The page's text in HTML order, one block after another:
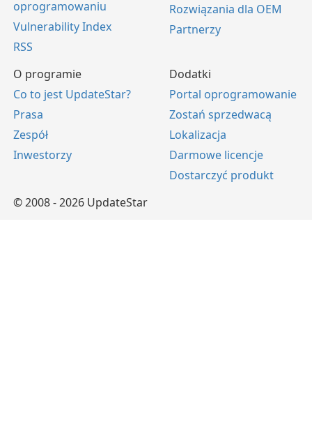
oprogramowaniu
Vulnerability Index
RSS
Rozwiązania dla OEM
Partnerzy
O programie
Co to jest UpdateStar?
Prasa
Zespół
Inwestorzy
Dodatki
Portal oprogramowanie
Zostań sprzedwacą
Lokalizacja
Darmowe licencje
Dostarczyć produkt
© 2008 - 2026 UpdateStar